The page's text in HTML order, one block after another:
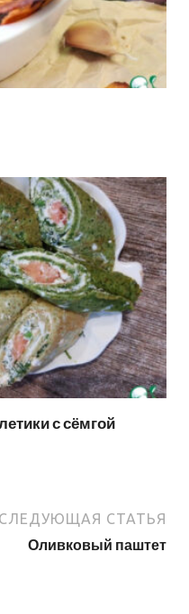
с сёмгой
СЛЕДУЮЩАЯ СТАТЬЯ
Оливковый паштет